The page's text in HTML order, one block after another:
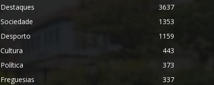
Destaques
3637
Sociedade
1353
Desporto
1159
Cultura
443
Política
373
Freguesias
337